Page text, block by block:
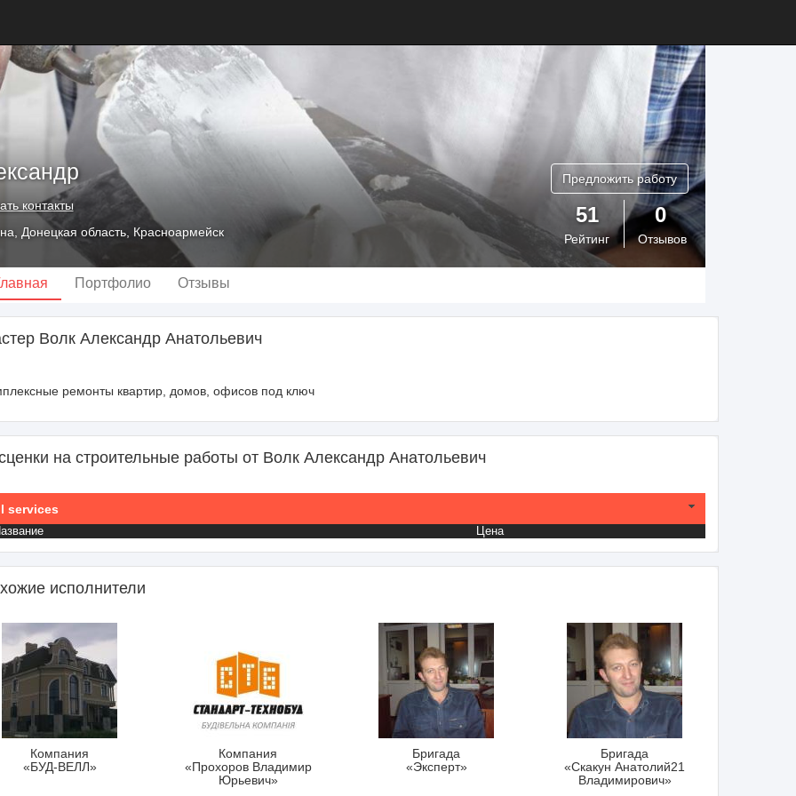
контакты
Донецкая область, Красноармейск
Предложить работу
51
Рейтинг
0
Отзывов
Портфолио Отзывы
Волк Александр Анатольевич
ремонты квартир, домов, офисов под ключ
на строительные работы от Волк Александр Анатольевич
services
Цена
исполнители
Компания
«БУД-ВЕЛЛ»
Компания
«Прохоров Владимир
Юрьевич»
Бригада
«Эксперт»
Бригада
«Скакун Анатолий21
Владимирович»